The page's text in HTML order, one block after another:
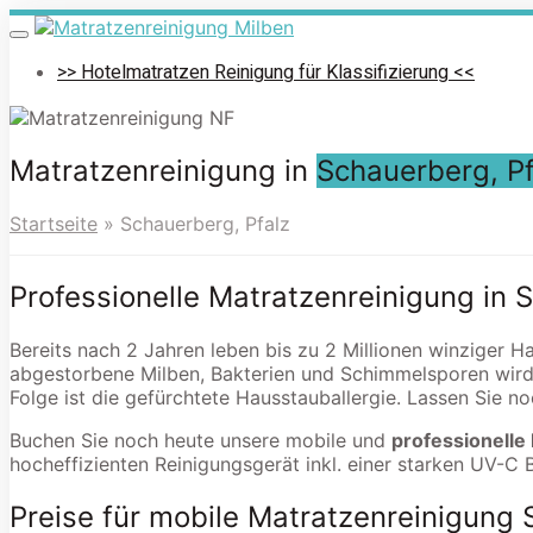
Skip
to
main
Toggle
navigation>> Hotelmatratzen Reinigung für Klassifizierung <<
Matratzenreinigung in Schauerberg,
Startseite » Schauerberg, Pfalz
Professionelle Matratzenreinigung in
Bereits nach 2 Jahren leben bis zu 2 Millionen winziger
abgestorbene Milben, Bakterien und Schimmelsporen
Folge ist die gefürchtete Hausstauballergie. Lassen Sie
Buchen Sie noch heute unsere mobile und professionelle
hocheffizienten Reinigungsgerät inkl. einer starken UV-C
Preise für mobile Matratzenreinigung